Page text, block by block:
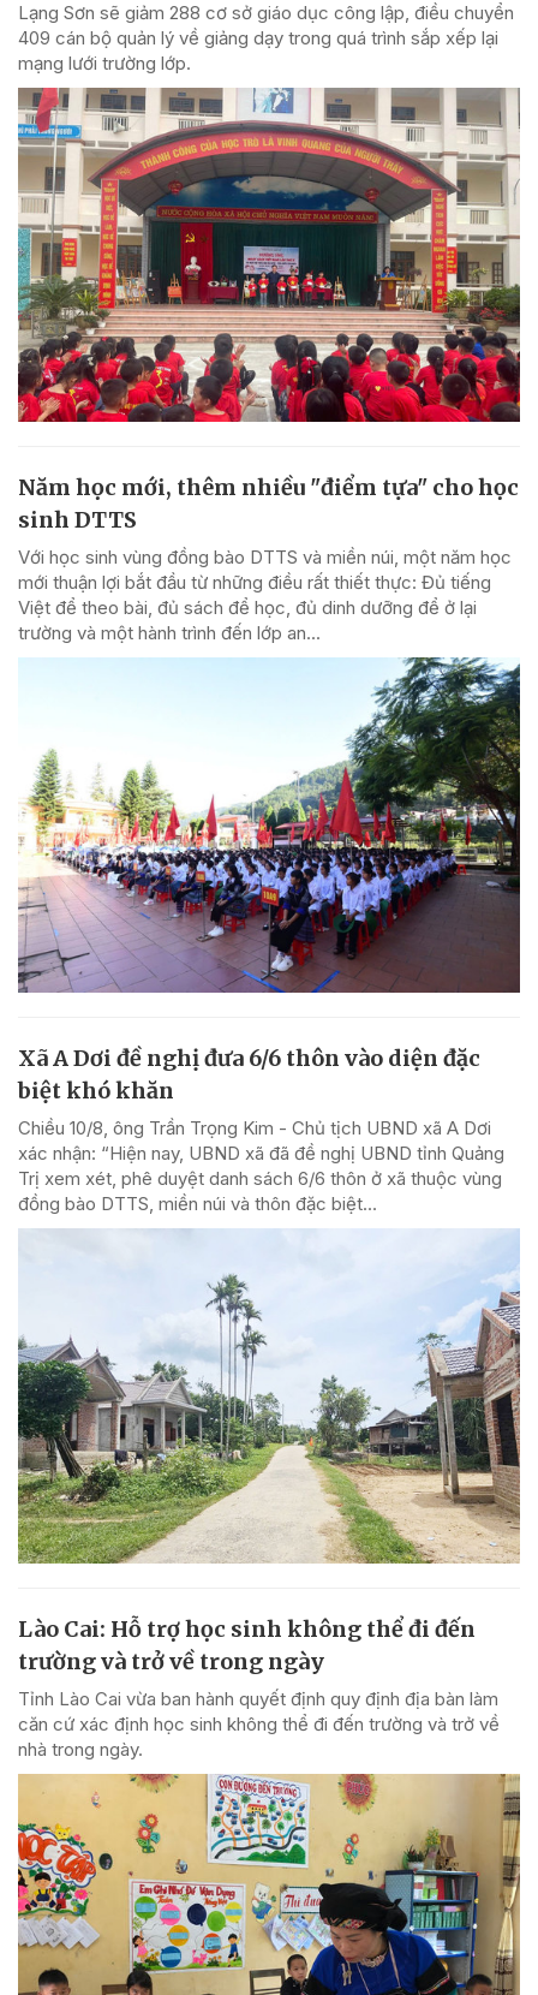
Lạng Sơn sẽ giảm 288 cơ sở giáo dục công lập, điều chuyển
409 cán bộ quản lý về giảng dạy trong quá trình sắp xếp lại
mạng lưới trường lớp.
Năm học mới, thêm nhiều "điểm tựa" cho học
sinh DTTS
Với học sinh vùng đồng bào DTTS và miền núi, một năm học
mới thuận lợi bắt đầu từ những điều rất thiết thực: Đủ tiếng
Việt để theo bài, đủ sách để học, đủ dinh dưỡng để ở lại
trường và một hành trình đến lớp an...
Xã A Dơi đề nghị đưa 6/6 thôn vào diện đặc
biệt khó khăn
Chiều 10/8, ông Trần Trọng Kim - Chủ tịch UBND xã A Dơi
xác nhận: “Hiện nay, UBND xã đã đề nghị UBND tỉnh Quảng
Trị xem xét, phê duyệt danh sách 6/6 thôn ở xã thuộc vùng
đồng bào DTTS, miền núi và thôn đặc biệt...
Lào Cai: Hỗ trợ học sinh không thể đi đến
trường và trở về trong ngày
Tỉnh Lào Cai vừa ban hành quyết định quy định địa bàn làm
căn cứ xác định học sinh không thể đi đến trường và trở về
nhà trong ngày.